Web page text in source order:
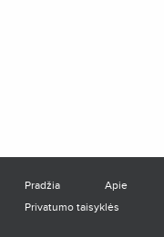
Pradžia Apie
Privatumo taisyklės